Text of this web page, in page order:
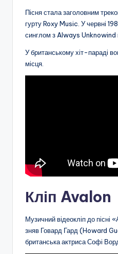
Пісня стала заголовним
гурту Roxy Music. У червні
синглом з Always Unknowind
У британському хіт-параді
місця.
Кліп
Музичний відеокліп до пісні
зняв Говард Гард (Howard
британська актриса Софі